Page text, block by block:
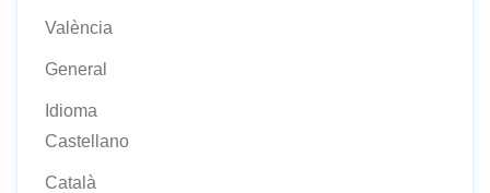
València
General
Idioma
Castellano
Català